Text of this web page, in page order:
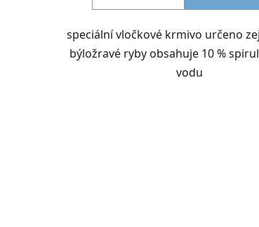
speciální vločkové krmivo určeno
býložravé ryby obsahuje 10 %
vodu